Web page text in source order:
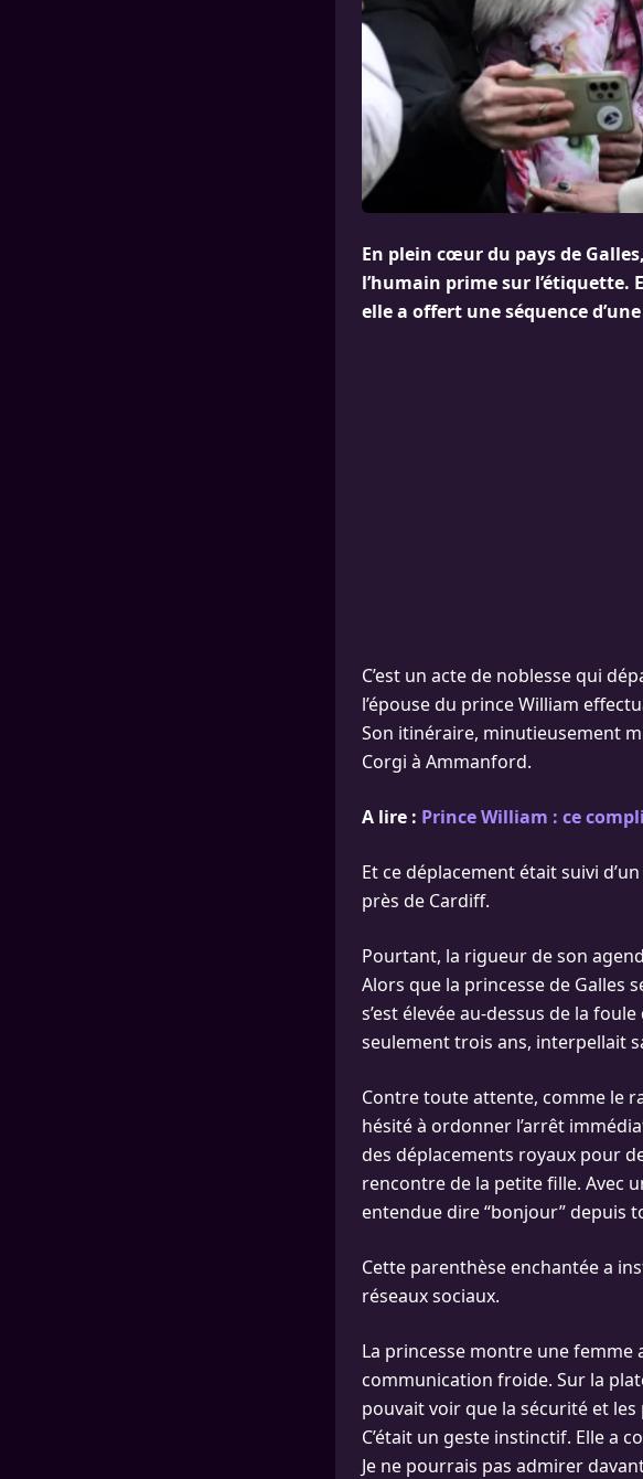
En plein cœur du pays de
l’humain prime sur
elle a offert une séquence
C’est un acte de noblesse qui
l’épouse du prince William
Son itinéraire, minutieusement
Corgi à Ammanford.
A lire : Prince William : ce
Et ce déplacement était suivi
près de Cardiff.
Pourtant, la rigueur de son
Alors que la princesse de Galles
s’est élevée au-dessus de la
seulement trois ans, interpellait
Contre toute attente, comme le
hésité à ordonner l’arrêt
des déplacements royaux pour
rencontre de la petite fille. Avec
entendue dire “bonjour” depuis
Cette parenthèse enchantée a
réseaux sociaux.
La princesse montre une femme
communication froide. Sur la
pouvait voir que la sécurité et les
C’était un geste instinctif. Elle a
Je ne pourrais pas admirer